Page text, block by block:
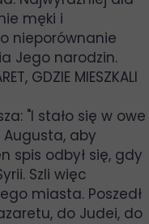
męki i
nieporównanie
Jego narodzin.
GDZIE MIESZKALI
"I stało się w owe
Augusta, aby
spis odbył się, gdy
Szli więc
miasta. Poszedł
do Judei, do